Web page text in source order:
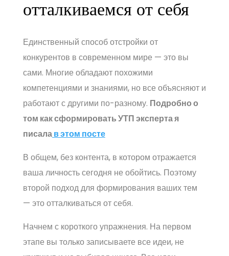
отталкиваемся от себя
Единственный способ отстройки от
конкурентов в современном мире — это вы
сами. Многие обладают похожими
компетенциями и знаниями, но все объясняют и
работают с другими по-разному. Подробно о
том как сформировать УТП эксперта я
писалав этом посте
В общем, без контента, в котором отражается
ваша личность сегодня не обойтись. Поэтому
второй подход для формирования ваших тем
— это отталкиваться от себя.
Начнем с короткого упражнения. На первом
этапе вы только записываете все идеи, не